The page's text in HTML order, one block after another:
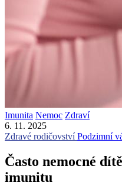
Imunita Nemoc Zdraví
6. 11. 2025
Zdravé rodičovstvíPodzimní
Často nemocné
imunitu